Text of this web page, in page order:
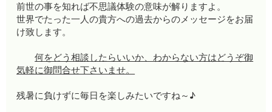
前世の事を知れば不思議体験の意味が解りますよ。
世界でたった一人の貴方への過去からのメッセージをお届
け致します。
何をどう相談したらいいか、わからない方はどうぞ御
気軽に御問合せ下さいませ。
残暑に負けずに毎日を楽しみたいですね～♪